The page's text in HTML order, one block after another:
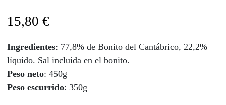
15,80 €
Ingredientes: 77,8% de Bonito del Cantábrico, 22,2%
líquido. Sal incluida en el bonito.
Peso neto: 450g
Peso escurrido: 350g